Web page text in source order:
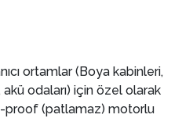
ortamlar (Boya kabinleri,
odaları) için özel olarak
proof (patlamaz) motorlu